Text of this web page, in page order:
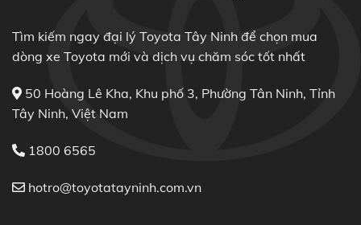
Tìm kiếm ngay đại lý Toyota Tây Ninh để chọn mua
dòng xe Toyota mới và dịch vụ chăm sóc tốt nhất
50 Hoàng Lê Kha, Khu phố 3, Phường Tân Ninh, Tỉnh
Tây Ninh, Việt Nam
1800 6565
hotro@toyotatayninh.com.vn